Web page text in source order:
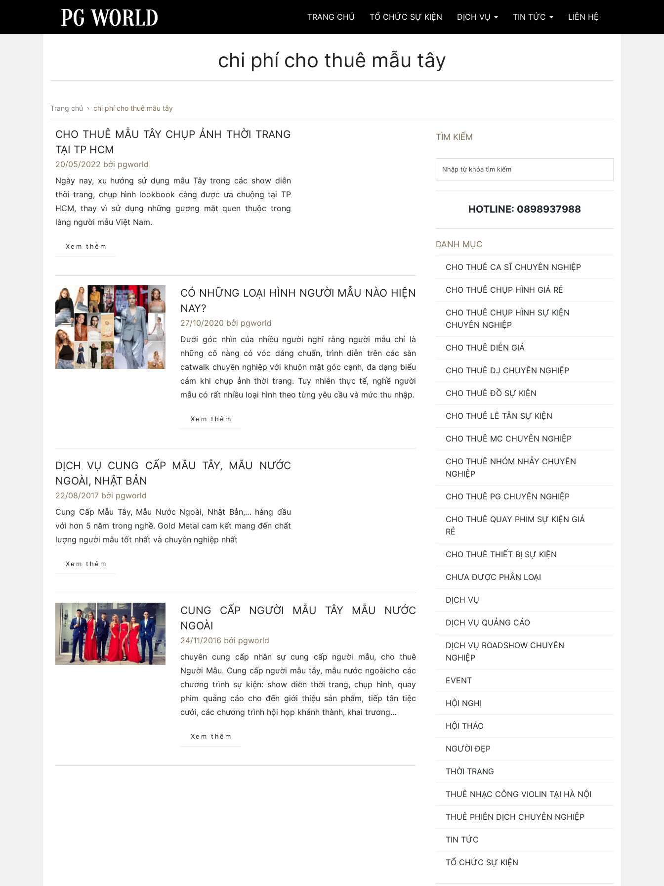
TRANG CHỦ TỔ CHỨC SỰ KIỆN DỊCH VỤ TIN TỨC LIÊN HỆ
chi phí cho thuê mẫu tây
Trang chủ › chi phí cho thuê mẫu tây
CHO THUÊ MẪU TÂY CHỤP ẢNH THỜI TRANG
TẠI TP HCM
20/05/2022 bởi pgworld
Ngày nay, xu hướng sử dụng mẫu Tây trong các show diễn
thời trang, chụp hình lookbook càng được ưa chuộng tại TP
HCM, thay vì sử dụng những gương mặt quen thuộc trong
làng người mẫu Việt Nam.
Xem thêm
CÓ NHỮNG LOẠI HÌNH NGƯỜI MẪU NÀO HIỆN
NAY?
27/10/2020 bởi pgworld
Dưới góc nhìn của nhiều người nghĩ rằng người mẫu chỉ là
những cô nàng có vóc dáng chuẩn, trình diễn trên các sàn
catwalk chuyên nghiệp với khuôn mặt góc cạnh, đa dạng biểu
cảm khi chụp ảnh thời trang. Tuy nhiên thực tế, nghề người
mẫu có rất nhiều loại hình theo từng yêu cầu và mức thu nhập.
Xem thêm
DỊCH VỤ CUNG CẤP MẪU TÂY, MẪU NƯỚC
NGOÀI, NHẬT BẢN
22/08/2017 bởi pgworld
Cung Cấp Mẫu Tây, Mẫu Nước Ngoài, Nhật Bản,… hàng đầu
với hơn 5 năm trong nghề. Gold Metal cam kết mang đến chất
lượng người mẫu tốt nhất và chuyên nghiệp nhất
Xem thêm
CUNG CẤP NGƯỜI MẪU TÂY MẪU NƯỚC
NGOÀI
24/11/2016 bởi pgworld
chuyên cung cấp nhân sự cung cấp người mẫu, cho thuê
Người Mẫu. Cung cấp người mẫu tây, mẫu nước ngoàicho các
chương trình sự kiện: show diễn thời trang, chụp hình, quay
phim quảng cáo cho đến giới thiệu sản phẩm, tiếp tân tiệc
cưới, các chương trình hội họp khánh thành, khai trương…
Xem thêm
TÌM KIẾM
HOTLINE: 0898937988
DANH MỤC
CHO THUÊ CA SĨ CHUYÊN NGHIỆP
CHO THUÊ CHỤP HÌNH GIÁ RẺ
CHO THUÊ CHỤP HÌNH SỰ KIỆN
CHUYÊN NGHIỆP
CHO THUÊ DIỄN GIẢ
CHO THUÊ DJ CHUYÊN NGHIỆP
CHO THUÊ ĐỒ SỰ KIỆN
CHO THUÊ LỄ TÂN SỰ KIỆN
CHO THUÊ MC CHUYÊN NGHIỆP
CHO THUÊ NHÓM NHẢY CHUYÊN
NGHIỆP
CHO THUÊ PG CHUYÊN NGHIỆP
CHO THUÊ QUAY PHIM SỰ KIỆN GIÁ
RẺ
CHO THUÊ THIẾT BỊ SỰ KIỆN
CHƯA ĐƯỢC PHÂN LOẠI
DỊCH VỤ
DỊCH VỤ QUẢNG CÁO
DỊCH VỤ ROADSHOW CHUYÊN
NGHIỆP
EVENT
HỘI NGHỊ
HỘI THẢO
NGƯỜI ĐẸP
THỜI TRANG
THUÊ NHẠC CÔNG VIOLIN TẠI HÀ NỘI
THUÊ PHIÊN DỊCH CHUYÊN NGHIỆP
TIN TỨC
TỔ CHỨC SỰ KIỆN